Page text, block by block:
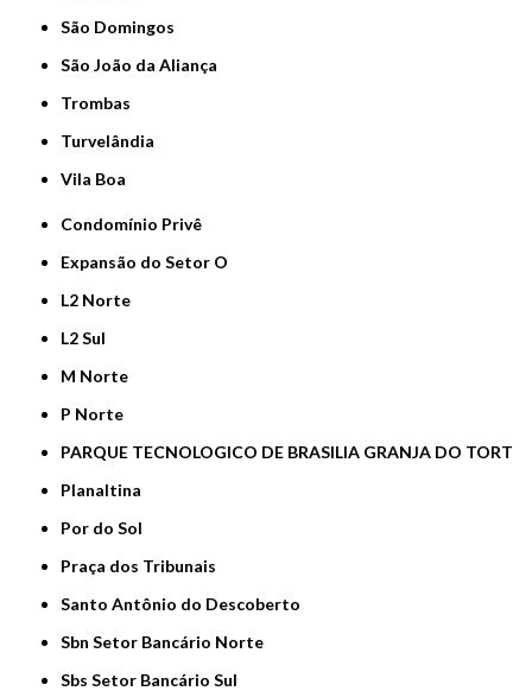
São Domingos
São João da Aliança
Trombas
Turvelândia
Vila Boa
Condomínio Privê
Expansão do Setor O
L2 Norte
L2 Sul
M Norte
P Norte
PARQUE TECNOLOGICO DE BRASILIA GRANJA DO TORT
Planaltina
Por do Sol
Praça dos Tribunais
Santo Antônio do Descoberto
Sbn Setor Bancário Norte
Sbs Setor Bancário Sul